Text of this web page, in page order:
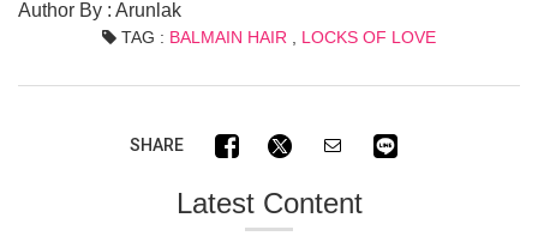
Author By : Arunlak
TAG : BALMAIN HAIR LOCKS OF LOVE
SHARE
Latest Content